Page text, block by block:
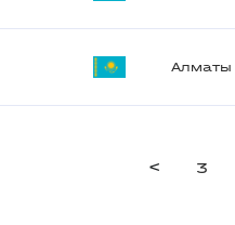
Алматы
< 3